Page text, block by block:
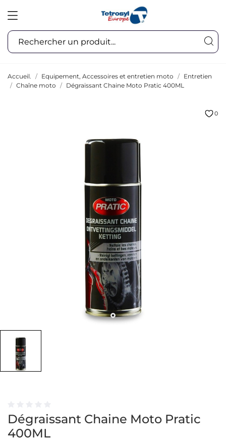
Accueil. Equipement, Accessoires et entretien moto
Entretien
Chaîne moto
Dégraissant Chaine Moto Pratic 400ML
0
Dégraissant Chaine Moto Pratic
400ML